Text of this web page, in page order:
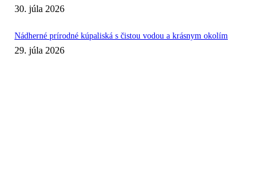
30. júla 2026
Nádherné prírodné kúpaliská s čistou vodou a krásnym okolím
29. júla 2026